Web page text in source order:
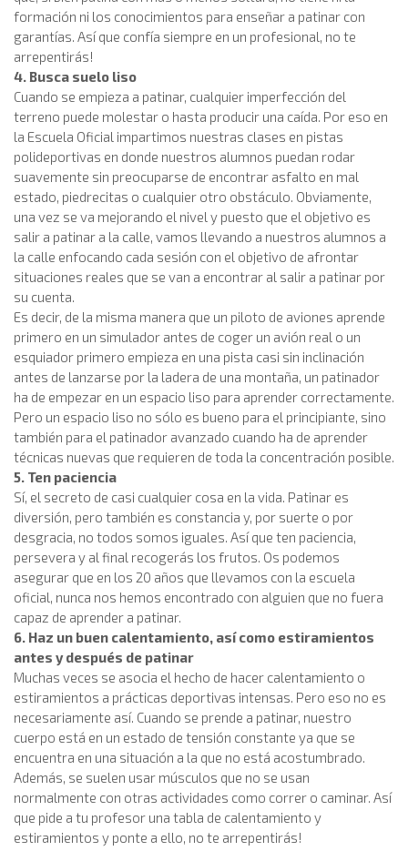
formación ni los conocimientos para enseñar a patinar con
garantías. Así que confía siempre en un profesional, no te
arrepentirás!
4. Busca suelo liso
Cuando se empieza a patinar, cualquier imperfección del
terreno puede molestar o hasta producir una caída. Por eso en
la Escuela Oficial impartimos nuestras clases en pistas
polideportivas en donde nuestros alumnos puedan rodar
suavemente sin preocuparse de encontrar asfalto en mal
estado, piedrecitas o cualquier otro obstáculo. Obviamente,
una vez se va mejorando el nivel y puesto que el objetivo es
salir a patinar a la calle, vamos llevando a nuestros alumnos a
la calle enfocando cada sesión con el objetivo de afrontar
situaciones reales que se van a encontrar al salir a patinar por
su cuenta.
Es decir, de la misma manera que un piloto de aviones aprende
primero en un simulador antes de coger un avión real o un
esquiador primero empieza en una pista casi sin inclinación
antes de lanzarse por la ladera de una montaña, un patinador
ha de empezar en un espacio liso para aprender correctamente.
Pero un espacio liso no sólo es bueno para el principiante, sino
también para el patinador avanzado cuando ha de aprender
técnicas nuevas que requieren de toda la concentración posible.
5. Ten paciencia
Sí, el secreto de casi cualquier cosa en la vida. Patinar es
diversión, pero también es constancia y, por suerte o por
desgracia, no todos somos iguales. Así que ten paciencia,
persevera y al final recogerás los frutos. Os podemos
asegurar que en los 20 años que llevamos con la escuela
oficial, nunca nos hemos encontrado con alguien que no fuera
capaz de aprender a patinar.
6. Haz un buen calentamiento, así como estiramientos
antes y después de patinar
Muchas veces se asocia el hecho de hacer calentamiento o
estiramientos a prácticas deportivas intensas. Pero eso no es
necesariamente así. Cuando se prende a patinar, nuestro
cuerpo está en un estado de tensión constante ya que se
encuentra en una situación a la que no está acostumbrado.
Además, se suelen usar músculos que no se usan
normalmente con otras actividades como correr o caminar. Así
que pide a tu profesor una tabla de calentamiento y
estiramientos y ponte a ello, no te arrepentirás!